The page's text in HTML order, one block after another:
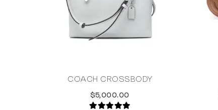
COACH CROSSBODY
$5,000.00